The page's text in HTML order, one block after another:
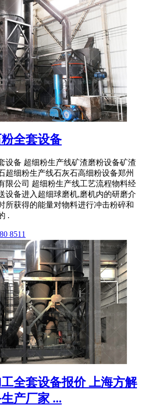
全套设备
设备 超细粉生产线矿渣磨粉设备矿渣
超细粉生产线石灰石高细粉设备郑州
限公司 超细粉生产线工艺流程物料经
设备进入超细球磨机,磨机内的研磨介
所获得的能量对物料进行冲击粉碎和
.
8511
全套设备报价 上海方解
产厂家 ...